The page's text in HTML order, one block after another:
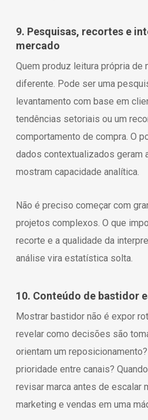
9. Pesquisas, recortes e
mercado
Quem produz leitura própria de
diferente. Pode ser uma
levantamento com base em
tendências setoriais ou um
comportamento de compra. O
dados contextualizados geram
mostram capacidade analítica.
Não é preciso começar com
projetos complexos. O que
recorte e a qualidade da
análise vira estatística solta.
10. Conteúdo de bastidor
Mostrar bastidor não é expor
revelar como decisões são
orientam um
prioridade entre canais?
revisar marca antes de escalar
marketing e vendas em uma